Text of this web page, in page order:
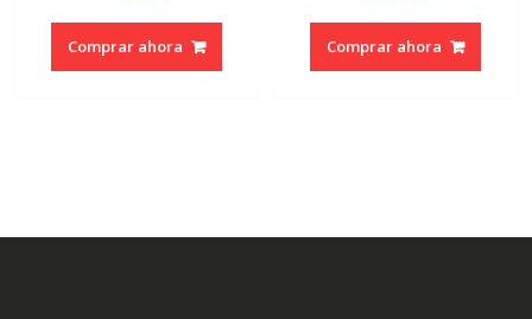
Comprar ahora Comprar ahora